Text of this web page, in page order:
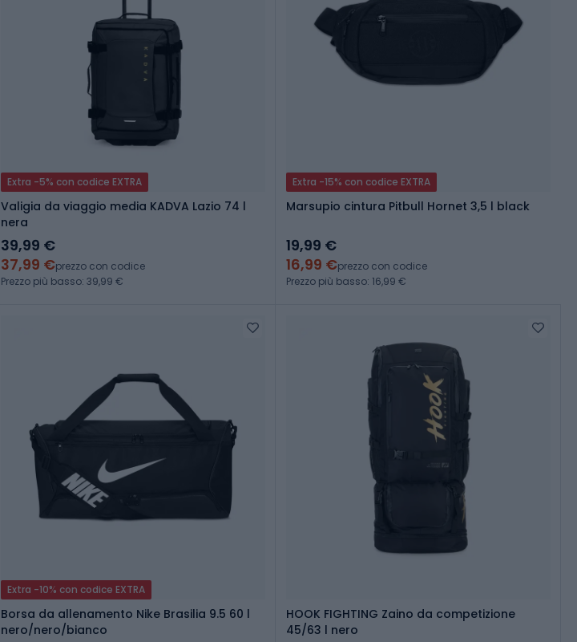
Extra -5% con codice EXTRA
Valigia da viaggio media KADVA Lazio 74 l
nera
39,99 €
37,99 €prezzo con codice
Prezzo più basso: 39,99 €
Extra -15% con codice EXTRA
Marsupio cintura Pitbull Hornet 3,5 l black
19,99 €
16,99 €prezzo con codice
Prezzo più basso: 16,99 €
Extra -10% con codice EXTRA
Borsa da allenamento Nike Brasilia 9.5 60 l
nero/nero/bianco
HOOK FIGHTING Zaino da competizione
45/63 l nero